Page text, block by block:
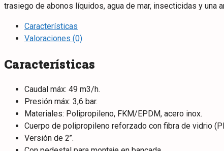
trasiego de abonos líquidos, agua de mar, insecticidas y
Características
Valoraciones (0)
Características
Caudal máx: 49 m3/h.
Presión máx: 3,6 bar.
Materiales: Polipropileno, FKM/EPDM, acero inox.
Cuerpo de polipropileno reforzado con fibra de vidrio
Versión de 2’’.